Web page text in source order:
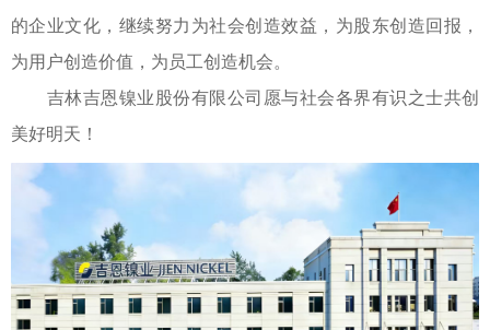
的企业文化，继续努力为社会创造效益，为股东创造回报，
为用户创造价值，为员工创造机会。
吉林吉恩镍业股份有限公司愿与社会各界有识之士共创
美好明天！